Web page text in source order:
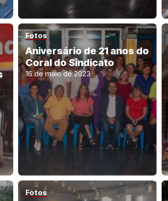
Fotos
Aniversário de 21 anos do
Coral do Sindicato
16 de maio de 2023
Fotos